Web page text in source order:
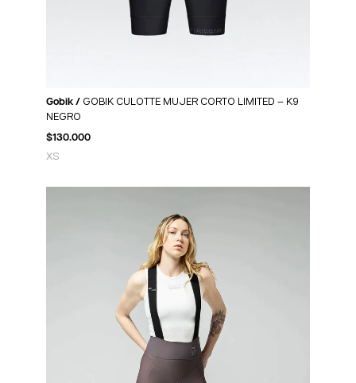
Gobik / GOBIK CULOTTE MUJER CORTO LIMITED – K9
NEGRO
$130.000
XS